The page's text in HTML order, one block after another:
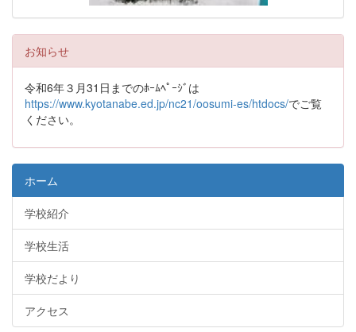
お知らせ
令和6年３月31日までのﾎｰﾑﾍﾟｰｼﾞは
https://www.kyotanabe.ed.jp/nc21/oosumi-es/htdocs/でご覧
ください。
ホーム
学校紹介
学校生活
学校だより
アクセス